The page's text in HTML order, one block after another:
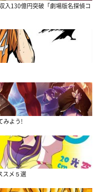
入130億円突破「劇場版名探偵コ
みよう!
スメ５選